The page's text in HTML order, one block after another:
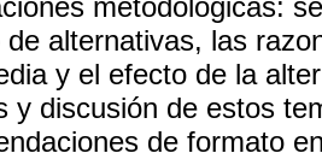
de alternativas, las
y el efecto de la
y discusión de estos
de formato